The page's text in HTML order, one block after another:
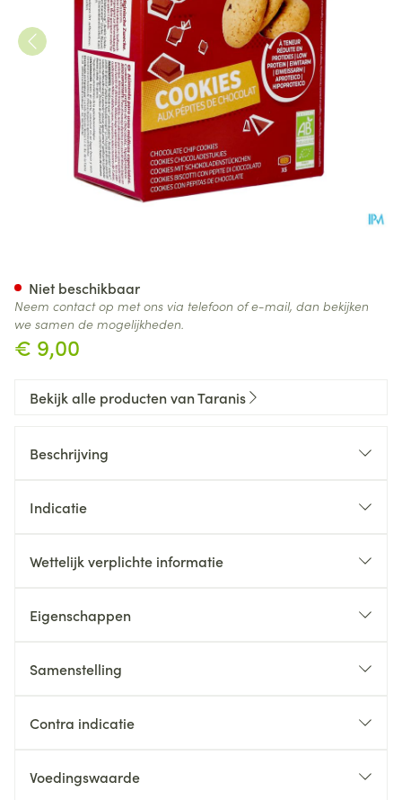
€ 9,00
Niet beschikbaar
Neem contact op met ons via telefoon of e-mail, dan bekijken
we samen de mogelijkheden.
Bekijk alle producten van Taranis
Beschrijving
Indicatie
Wettelijk verplichte informatie
Eigenschappen
Samenstelling
Contra indicatie
Voedingswaarde